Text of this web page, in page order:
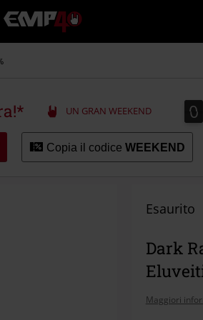
EMP
-
Musica,
Videogame
-
Abbigliamento
UN GRAN WEEKEND 0
0
Copia il codice WEEKEND
Esaurito
Dark
Maggiori